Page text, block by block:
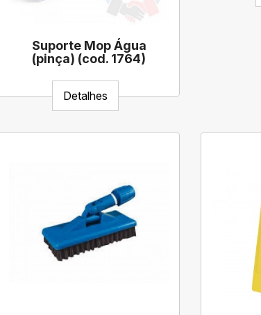
Suporte Mop Água
(pinça) (cod. 1764)
Detalhes